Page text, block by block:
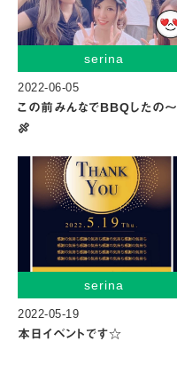
serina
2022-06-05
この前みんなでBBQしたの〜
🍖
serina
2022-05-19
本日イベントです☆